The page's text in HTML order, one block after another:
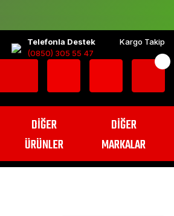
Telefonla Destek
(0850) 305 55 47
Kargo Takip
DİĞER
ÜRÜNLER
DİĞER
MARKALAR